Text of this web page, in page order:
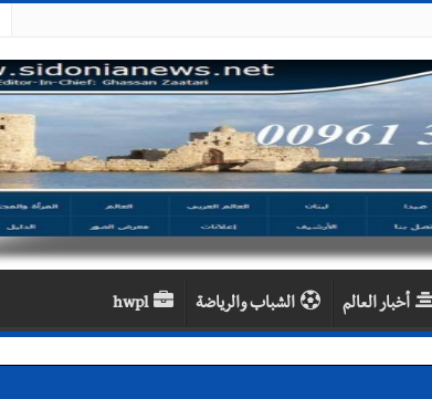
أخبار العالم الشباب والرياضة hwpl